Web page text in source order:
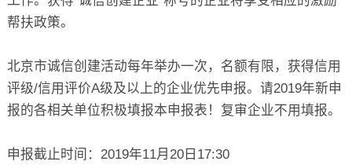
帮扶政策。
北京市诚信创建活动每年举办一次，名额有限，获得信用
评级/信用评价A级及以上的企业优先申报。请2019年新申
报的各相关单位积极填报本申报表！复审企业不用填报。
申报截止时间：2019年11月20日17:30